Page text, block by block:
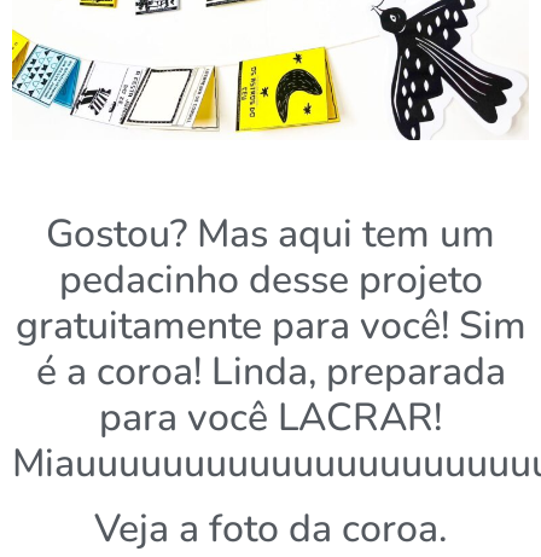
Gostou? Mas aqui tem um
pedacinho desse projeto
gratuitamente para você! Sim
é a coroa! Linda, preparada
para você LACRAR!
Veja a foto da coroa.